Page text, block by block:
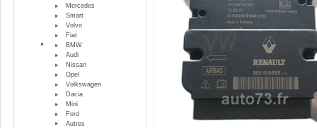
Mercedes
Smart
Volvo
Fiat
BMW
Audi
Nissan
Opel
Volkswagen
Dacia
Mini
Ford
Autres